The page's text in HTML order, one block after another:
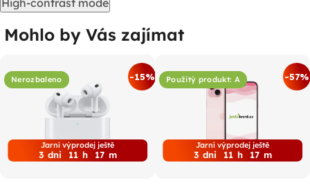
Mohlo by Vás zajímat
Nerozbaleno -15%
Jarní výprodej ještě
3 dni 11 h 17 m
Použitý produkt: A -57%
Jarní výprodej ještě
3 dni 11 h 17 m